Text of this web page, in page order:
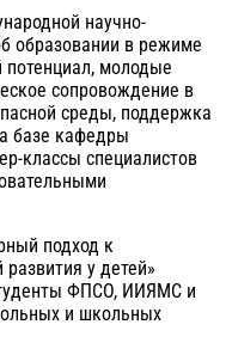
научно-
образовании в режиме
молодые
сопровождение в
среды, поддержка
базе кафедры
классы специалистов
подход к
у детей»
ФПСО, ИИЯМС и
и школьных